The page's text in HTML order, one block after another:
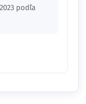
podľa